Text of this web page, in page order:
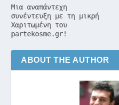
Μια αναπάντεχη
συνέντευξη με τη μικρή
Χαριτωμένη του
partekosme.gr!
ABOUT THE AUTHOR